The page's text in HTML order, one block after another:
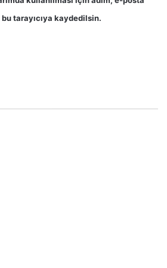
tarayıcıya kaydedilsin.